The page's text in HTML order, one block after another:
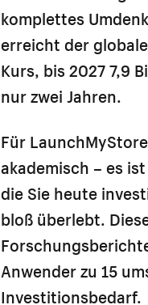
komplettes
erreicht der
Kurs, bis 2027 7,9
nur zwei Jahren.
Für
akademisch – es
die Sie heute
bloß überlebt.
Anwender zu 15
Investitionsbedarf.